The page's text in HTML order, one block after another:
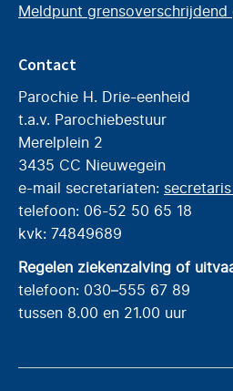
Meldpunt grensoverschrijdend
Contact
Parochie H. Drie-eenheid
t.a.v. Parochiebestuur
Merelplein 2
3435 CC Nieuwegein
e-mail secretariaten:
telefoon: 06-52 50 65 18
kvk: 74849689
Regelen ziekenzalving of
telefoon: 030–555 67 89
tussen 8.00 en 21.00 uur